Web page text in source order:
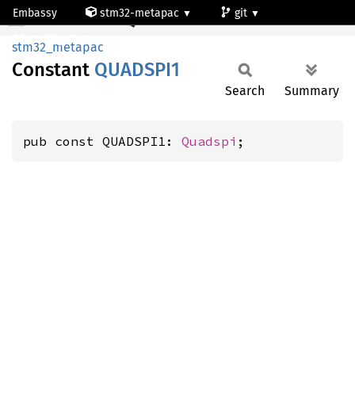
Embassy stm32-metapac
git
QUADSPI1
stm32_metapac
Constant QUADSPI1
Search Summary
pub const QUADSPI1: Quadspi ;